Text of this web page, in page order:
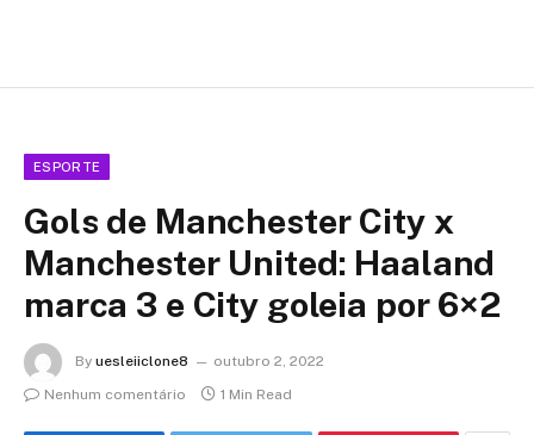
ESPORTE
Gols de Manchester City x
Manchester United: Haaland
marca 3 e City goleia por 6×2
By uesleiiclone8
outubro 2, 2022
Nenhum comentário
1 Min Read